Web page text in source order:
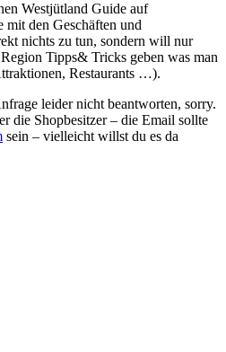
Westjütland Guide auf
mit den Geschäften und
nichts zu tun, sondern will nur
Tipps& Tricks geben was man
Restaurants …).
leider nicht beantworten, sorry.
die Shopbesitzer – die Email sollte
sein – vielleicht willst du es da